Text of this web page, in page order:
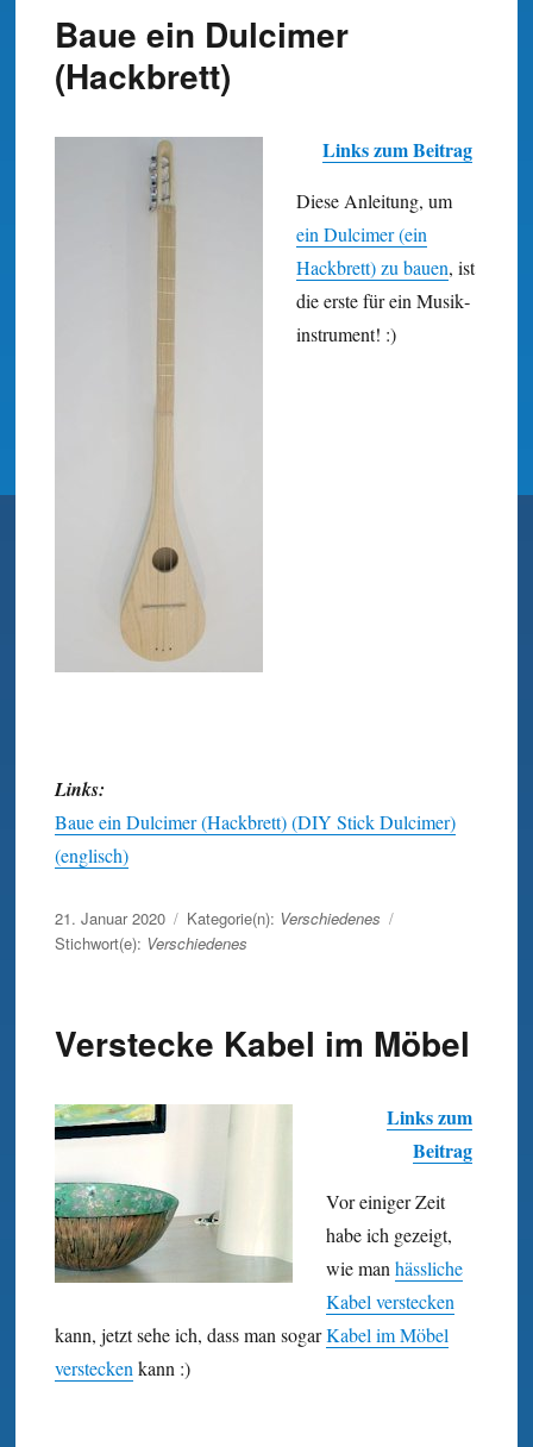
Baue ein Dulcimer
(Hackbrett)
Links zum Beitrag
Diese Anleitung, um
ein Dulcimer (ein
Hackbrett) zu bauen, ist
die erste für ein Musik­
instrument! :)
Links:
Baue ein Dulcimer (Hackbrett) (DIY Stick Dulcimer)
(englisch)
Veröffentlicht
am
21. Januar 2020 Kategorie(n): Verschiedenes
Stichwort(e): Verschiedenes
Verstecke Kabel im Möbel
Links zum
Beitrag
Vor einiger Zeit
habe ich gezeigt,
wie manhässliche
Kabel verstecken
kann, jetzt sehe ich, dass man sogarKabel im Möbel
versteckenkann :)